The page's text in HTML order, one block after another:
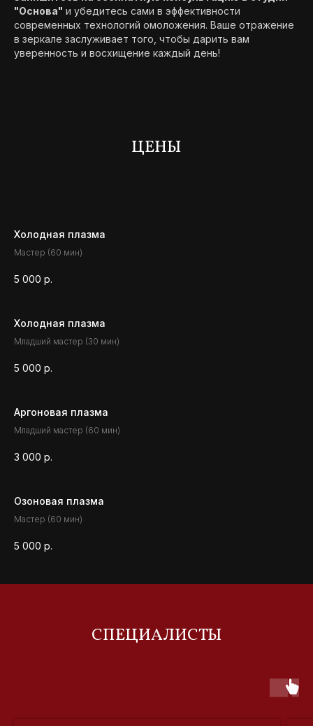
"Основа" и убедитесь сами в эффективности
современных технологий омоложения. Ваше отражение
в зеркале заслуживает того, чтобы дарить вам
уверенность и восхищение каждый день!
ЦЕНЫ
Холодная плазма
Мастер (60 мин)
5 000 р.
Холодная плазма
Младший мастер (30 мин)
5 000 р.
Аргоновая плазма
Младший мастер (60 мин)
3 000 р.
Озоновая плазма
Мастер (60 мин)
5 000 р.
СПЕЦИАЛИСТЫ